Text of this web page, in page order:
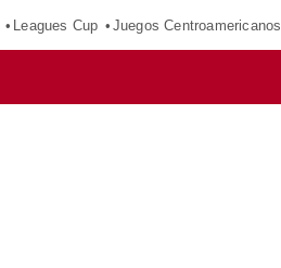
Leagues Cup Juegos Centroamericanos